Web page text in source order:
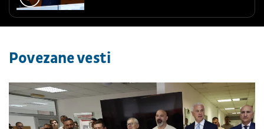
Povezane vesti